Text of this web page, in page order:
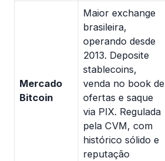
Mercado
Bitcoin
Maior exchange
brasileira,
operando desde
2013. Deposite
stablecoins,
venda no book de
ofertas e saque
via PIX. Regulada
pela CVM, com
histórico sólido e
reputação